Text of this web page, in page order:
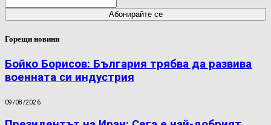
Горещи новини
Бойко Борисов: България трябва да развива
военната си индустрия
09/08/2026